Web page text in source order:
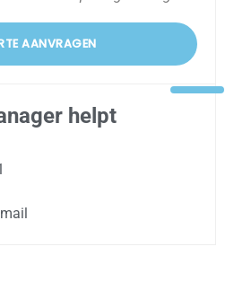
AANVRAGEN
helpt